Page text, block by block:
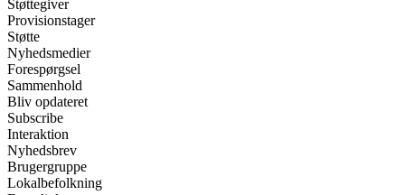
Støttegiver
Provisionstager
Støtte
Nyhedsmedier
Forespørgsel
Sammenhold
Bliv opdateret
Subscribe
Interaktion
Nyhedsbrev
Brugergruppe
Lokalbefolkning